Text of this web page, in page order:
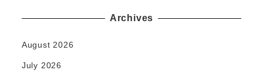
Archives
August 2026
July 2026